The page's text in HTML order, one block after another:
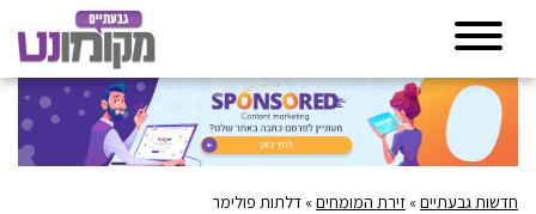
חדשות גבעתיים» זירת המומחים» דלתות פולימר